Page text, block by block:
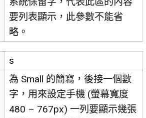
要列表顯示，此參數不能省
略。
s
為 Small 的簡寫，後接一個數
字，用來設定手機 (螢幕寬度
480 – 767px) 一列要顯示幾張